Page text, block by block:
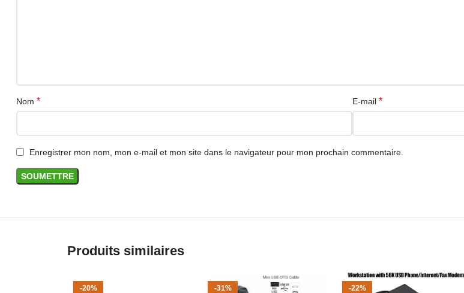
Nom * E-mail *
Enregistrer mon nom, mon e-mail et mon site dans le navigateur pour mon prochain commentaire.
Produits similaires
-20% -31% -22%